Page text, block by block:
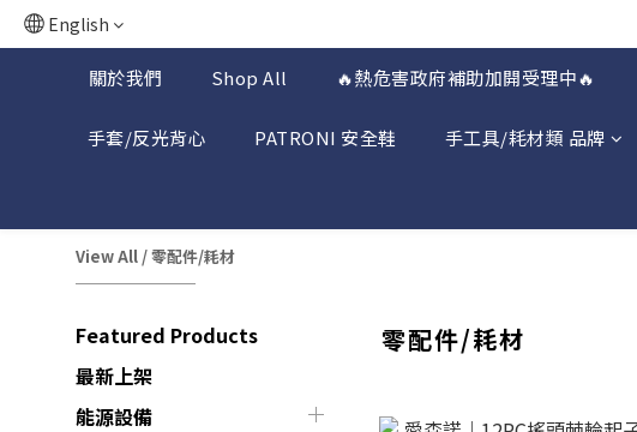
English
關於我們 Shop All 🔥熱危害政府補助加開受理中🔥
手套/反光背心 PATRONI 安全鞋 手工具/耗材類 品牌
View All /零配件/耗材
Featured Products
最新上架
能源設備
零配件/耗材